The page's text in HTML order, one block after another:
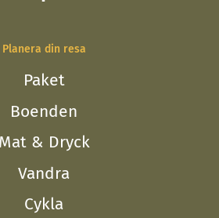
Planera din resa
Paket
Boenden
Mat & Dryck
Vandra
Cykla